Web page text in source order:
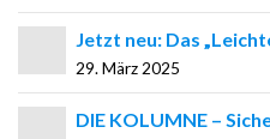
Jetzt neu: Das
29. März 2025
DIE KOLUMNE –